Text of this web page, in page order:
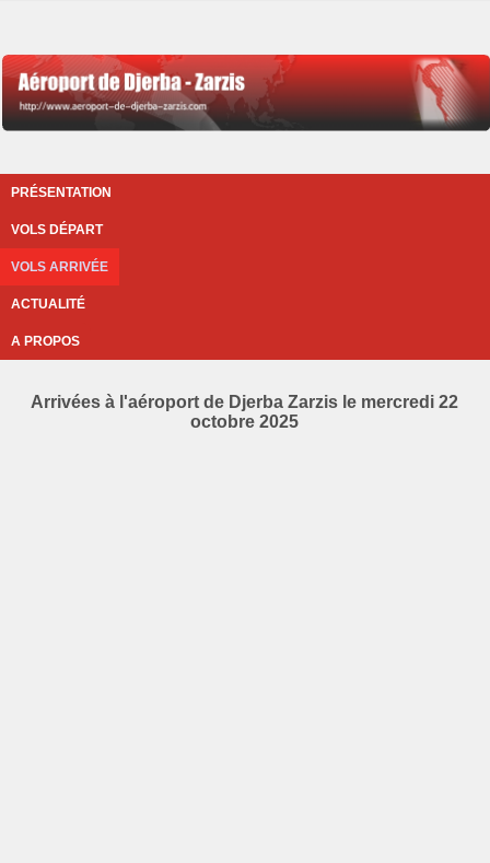
PRÉSENTATION
VOLS DÉPART
VOLS ARRIVÉE
ACTUALITÉ
A PROPOS
Arrivées à l'aéroport de Djerba Zarzis le mercredi 22
octobre 2025